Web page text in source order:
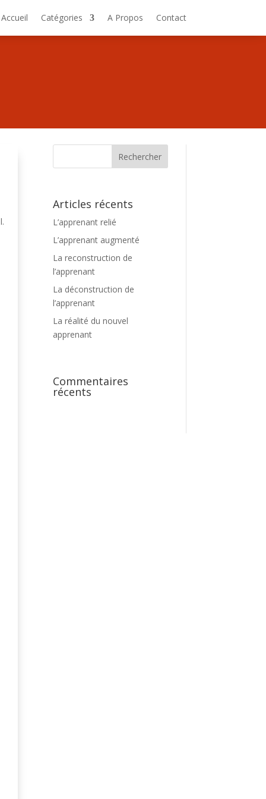
Accueil Catégories A Propos Contact
Articles récents
L’apprenant relié
L’apprenant augmenté
La reconstruction de
l’apprenant
La déconstruction de
l’apprenant
La réalité du nouvel
apprenant
Commentaires
récents